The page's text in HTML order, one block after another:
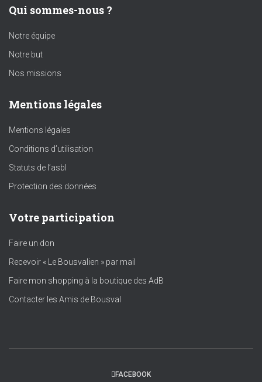
Qui sommes-nous ?
Notre équipe
Notre but
Nos missions
Mentions légales
Mentions légales
Conditions d’utilisation
Statuts de l’asbl
Protection des données
Votre participation
Faire un don
Recevoir « Le Bousvalien » par mail
Faire mon shopping à la boutique des AdB
Contacter les Amis de Bousval
FACEBOOK